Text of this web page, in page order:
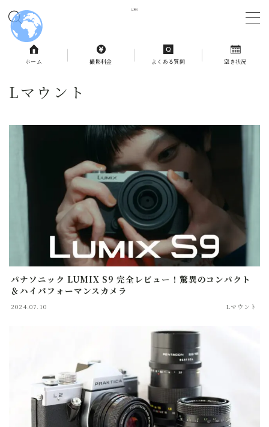
MENU
ホーム
予約状況
お問合せ
記事一覧
ホーム 撮影料金 よくある質問 空き状況
Lマウント
パナソニック LUMIX S9 完全レビュー！驚異のコンパクト
＆ハイパフォーマンスカメラ
2024.07.10 Lマウント